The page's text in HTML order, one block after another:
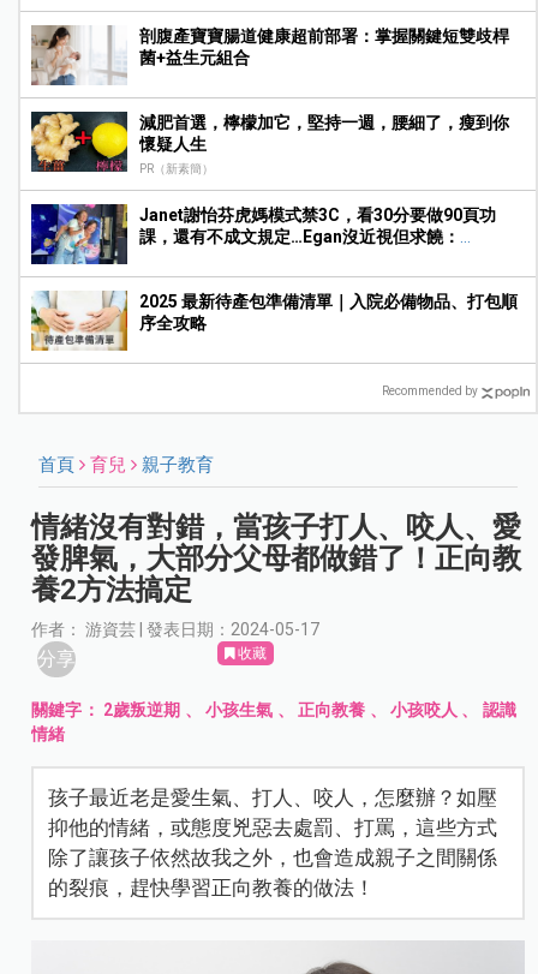
剖腹產寶寶腸道健康超前部署：掌握關鍵短雙歧桿
菌+益生元組合
減肥首選，檸檬加它，堅持一週，腰細了，瘦到你
懷疑人生
PR（新素簡）
Janet謝怡芬虎媽模式禁3C，看30分要做90頁功
課，還有不成文規定…Egan沒近視但求饒：
2025 最新待產包準備清單｜入院必備物品、打包順
序全攻略
Recommended by
首頁 育兒 親子教育
情緒沒有對錯，當孩子打人、咬人、愛
發脾氣，大部分父母都做錯了！正向教
養2方法搞定
作者： 游資芸 | 發表日期：2024-05-17
分享 收藏
關鍵字： 2歲叛逆期 、 小孩生氣 、 正向教養 、 小孩咬人 、 認識
情緒
孩子最近老是愛生氣、打人、咬人，怎麼辦？如壓
抑他的情緒，或態度兇惡去處罰、打罵，這些方式
除了讓孩子依然故我之外，也會造成親子之間關係
的裂痕，趕快學習正向教養的做法！